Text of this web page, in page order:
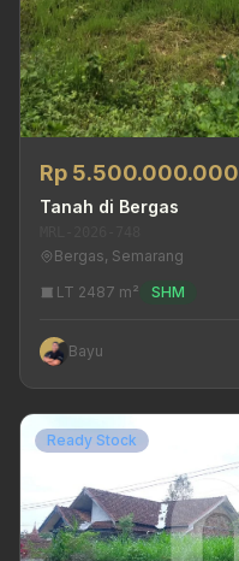
Rp 5.500.000.000
Tanah di Bergas
Bergas, Semarang
LT 2487 m²
SHM
Bayu
Ready Stock